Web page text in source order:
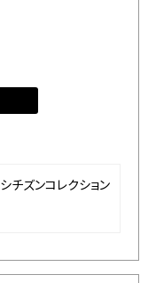
シチズンコレクション